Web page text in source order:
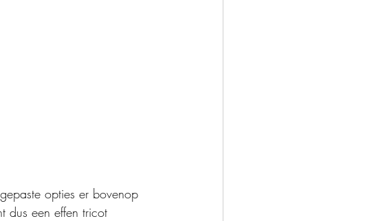
opties er bovenop
dus een effen tricot